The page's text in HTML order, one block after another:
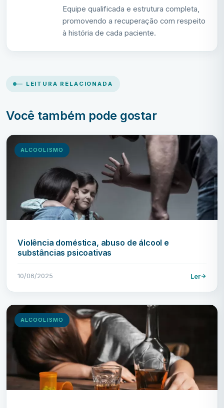
Equipe qualificada e estrutura completa,
promovendo a recuperação com respeito
à história de cada paciente.
— LEITURA RELACIONADA
Você também pode gostar
ALCOOLISMO
Violência doméstica, abuso de álcool e
substâncias psicoativas
10/06/2025 Ler
ALCOOLISMO